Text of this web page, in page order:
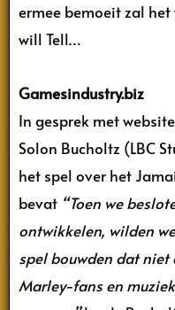
ermee bemoeit zal
will Tell…
Gamesindustry.biz
In gesprek met website
Solon Bucholtz (LBC
het spel over het
bevat “Toen we
ontwikkelen, wilden
spel bouwden dat
Marley-fans en